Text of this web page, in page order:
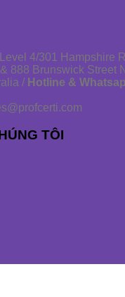
Level 4/301 Hampshire
888 Brunswick Street
/ Hotline &
TÔI